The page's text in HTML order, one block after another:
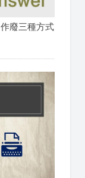
廢三種方式